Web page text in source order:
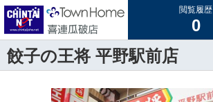
閲覧履歴
0
餃子の王将 平野駅前店